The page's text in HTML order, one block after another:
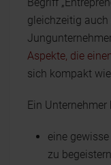
gleichzeitig auch
Aspekte, die
sich kompakt
Ein Unternehmer
eine
zu